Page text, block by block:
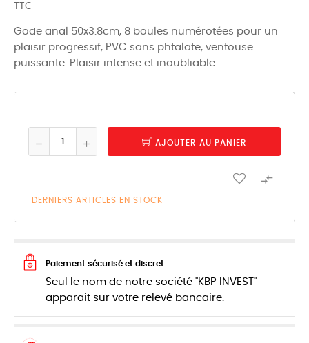
TTC
Gode anal 50x3.8cm, 8 boules numérotées pour un
plaisir progressif, PVC sans phtalate, ventouse
puissante. Plaisir intense et inoubliable.
AJOUTER AU PANIER

DERNIERS ARTICLES EN STOCK
Paiement sécurisé et discret
Seul le nom de notre société "KBP INVEST"
apparait sur votre relevé bancaire.